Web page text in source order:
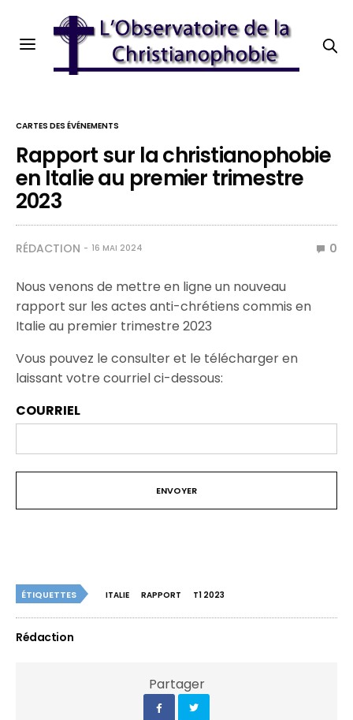
CARTES DES ÉVÉNEMENTS
Rapport sur la christianophobie
en Italie au premier trimestre
2023
RÉDACTION 16 MAI 2024 0
Nous venons de mettre en ligne un nouveau
rapport sur les actes anti-chrétiens commis en
Italie au premier trimestre 2023
Vous pouvez le consulter et le télécharger en
laissant votre courriel ci-dessous:
COURRIEL
ÉTIQUETTES ITALIE RAPPORT T1 2023
Rédaction
Partager